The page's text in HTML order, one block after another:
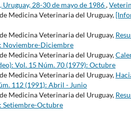
Uruguay, 28-30 de mayo de 1986,
Medicina Veterinaria del Uruguay,
Medicina Veterinaria del Uruguay,
Noviembre-Diciembre
Medicina Veterinaria del Uruguay,
Vol. 15 Núm. 70 (1979): Octubre
Medicina Veterinaria del Uruguay,
112 (1991): Abril - Junio
Medicina Veterinaria del Uruguay,
Setiembre-Octubre